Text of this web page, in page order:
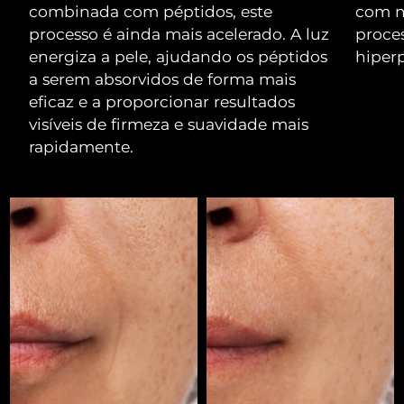
combinada com péptidos, este
processo é ainda mais acelerado. A luz
energiza a pele, ajudando os péptidos
a serem absorvidos de forma mais
eficaz e a proporcionar resultados
visíveis de firmeza e suavidade mais
rapidamente.
com
Omã Entrega prevista 8/12/26
Filipinas Entrega prevista 8/12/26
Polônia Entrega prevista
Portugal
Catar Entrega prevista8/10/26
Reunião Entrega prevista 8/14/26
Romênia Entrega prevista
Rússia Entrega prevista
Arábia Saudita